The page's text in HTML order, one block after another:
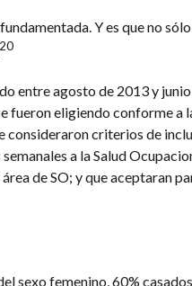
Y es que no
20
entre agosto de 2013 y
fueron eligiendo conforme a
consideraron criterios de
a la Salud
de SO; y que aceptaran
sexo femenino, 60%